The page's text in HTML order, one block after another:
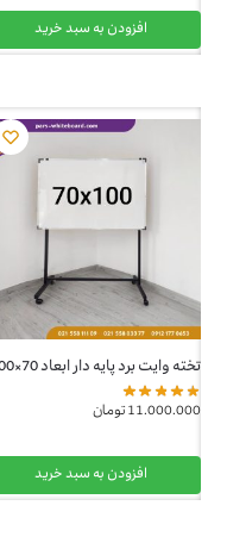
افزودن به سبد خرید
تخته وایت برد پایه دار ابعاد 70×100
11.000.000تومان
افزودن به سبد خرید